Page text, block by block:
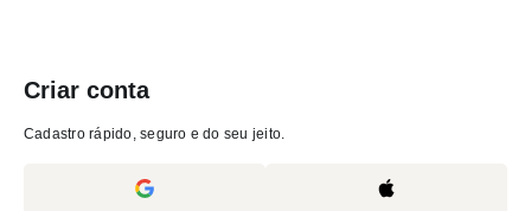
Criar conta
Cadastro rápido, seguro e do seu jeito.